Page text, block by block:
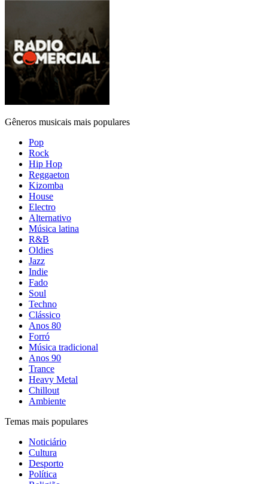
Gêneros musicais mais populares
Pop
Rock
Hip Hop
Reggaeton
Kizomba
House
Electro
Alternativo
Música latina
R&B
Oldies
Jazz
Indie
Fado
Soul
Techno
Clássico
Anos 80
Forró
Música tradicional
Anos 90
Trance
Heavy Metal
Chillout
Ambiente
Temas mais populares
Noticiário
Cultura
Desporto
Política